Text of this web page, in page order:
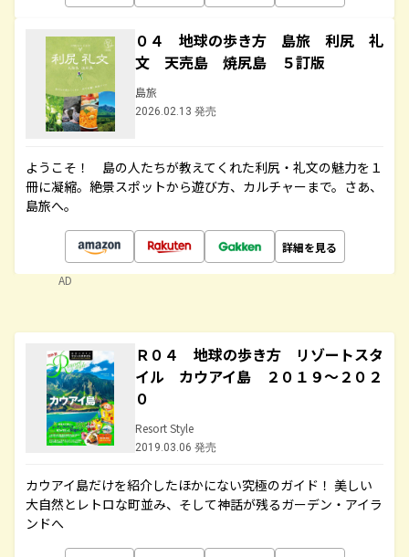
０４ 地球の歩き方 島旅 利尻 礼
文 天売島 焼尻島 ５訂版
島旅
2026.02.13 発売
ようこそ！ 島の人たちが教えてくれた利尻・礼文の魅力を１
冊に凝縮。絶景スポットから遊び方、カルチャーまで。さあ、
島旅へ。
詳細を見る
AD
Ｒ０４ 地球の歩き方 リゾートスタ
イル カウアイ島 ２０１９～２０２
０
Resort Style
2019.03.06 発売
カウアイ島だけを紹介したほかにない究極のガイド！ 美しい
大自然とレトロな町並み、そして神話が残るガーデン・アイラ
ンドへ